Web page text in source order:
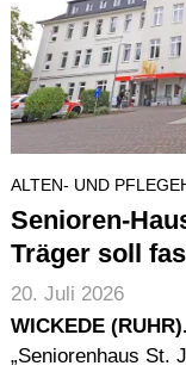
ALTEN- UND
Senioren-
Träger soll
20. Juli 2026
WICKEDE (RUHR).
„Seniorenhaus St.